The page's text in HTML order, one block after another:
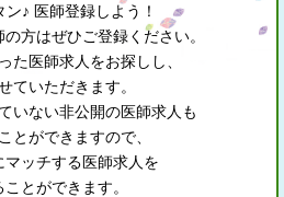
♪ 医師登録しよう！
方はぜひご登録ください。
た医師求人をお探しし、
ていただきます。
いない非公開の医師求人も
とができますので、
マッチする医師求人を
ことができます。